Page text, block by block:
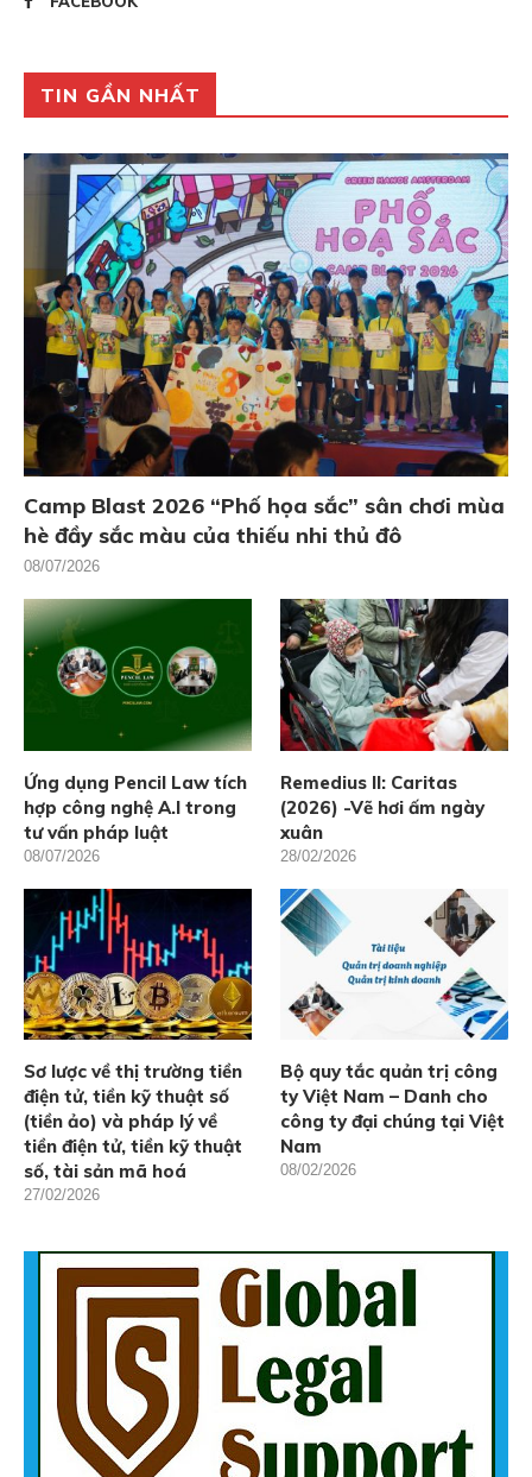
TIN GẦN NHẤT
Camp Blast 2026 “Phố họa sắc” sân chơi mùa
hè đầy sắc màu của thiếu nhi thủ đô
08/07/2026
Ứng dụng Pencil Law tích
hợp công nghệ A.I trong
tư vấn pháp luật
08/07/2026
Remedius II: Caritas
(2026) -Vẽ hơi ấm ngày
xuân
28/02/2026
Sơ lược về thị trường tiền
điện tử, tiền kỹ thuật số
(tiền ảo) và pháp lý về
tiền điện tử, tiền kỹ thuật
số, tài sản mã hoá
27/02/2026
Bộ quy tắc quản trị công
ty Việt Nam – Danh cho
công ty đại chúng tại Việt
Nam
08/02/2026